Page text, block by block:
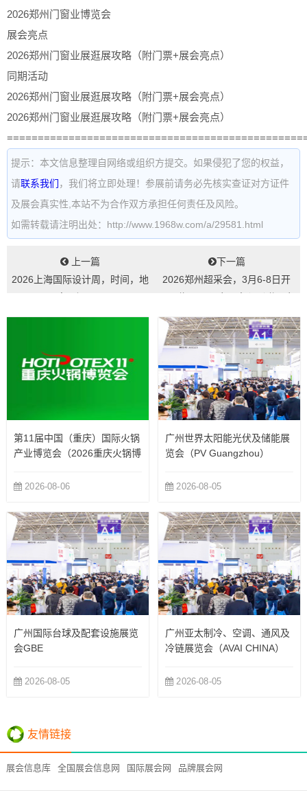
2026郑州门窗业博览会
展会亮点
2026郑州门窗业展逛展攻略（附门票+展会亮点）
同期活动
2026郑州门窗业展逛展攻略（附门票+展会亮点）
2026郑州门窗业展逛展攻略（附门票+展会亮点）
提示：本文信息整理自网络或组织方提交。如果侵犯了您的权益，
请联系我们 ，我们将立即处理！参展前请务必先核实查证对方证件
及展会真实性,本站不为合作双方承担任何责任及风险。
如需转载请注明出处：http://www.1968w.com/a/29581.html
上一篇
2026上海国际设计周，时间，地
下一篇
2026郑州超采会，3月6-8日开
亮点）...
第11届中国（重庆）国际火锅
产业博览会（2026重庆火锅博
2026-08-06
广州世界太阳能光伏及储能展
览会（PV Guangzhou）
2026-08-05
广州国际台球及配套设施展览
会GBE
2026-08-05
广州亚太制冷、空调、通风及
冷链展览会（AVAI CHINA）
2026-08-05
友情链接
展会信息库 全国展会信息网 国际展会网 品牌展会网